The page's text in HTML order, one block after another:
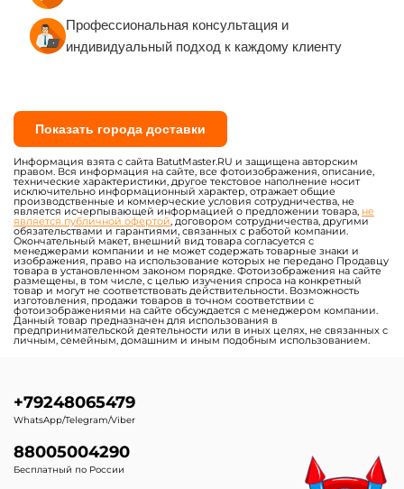
Профессиональная консультация и
индивидуальный подход к каждому клиенту
Показать города доставки
Информация взята с сайта BatutMaster.RU и защищена авторским
правом. Вся информация на сайте, все фотоизображения, описание,
технические характеристики, другое текстовое наполнение носит
исключительно информационный характер, отражает общие
производственные и коммерческие условия сотрудничества, не
является исчерпывающей информацией о предложении товара, не
является публичной офертой, договором сотрудничества, другими
обязательствами и гарантиями, связанных с работой компании.
Окончательный макет, внешний вид товара согласуется с
менеджерами компании и не может содержать товарные знаки и
изображения, право на использование которых не передано Продавцу
товара в установленном законом порядке. Фотоизображения на сайте
размещены, в том числе, с целью изучения спроса на конкретный
товар и могут не соответствовать действительности. Возможность
изготовления, продажи товаров в точном соответствии с
фотоизображениями на сайте обсуждается с менеджером компании.
Данный товар предназначен для использования в
предпринимательской деятельности или в иных целях, не связанных с
личным, семейным, домашним и иным подобным использованием.
+79248065479
WhatsApp/Telegram/Viber
88005004290
Бесплатный по России